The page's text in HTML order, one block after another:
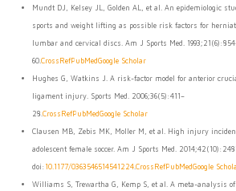
Mundt DJ, Kelsey JL, Golden AL, et al. An epidemiologic
sports and weight lifting as possible risk factors for
lumbar and cervical discs. Am J Sports Med.
60.CrossRefPubMedGoogle Scholar
Hughes G, Watkins J. A risk-factor model for anterior
ligament injury. Sports Med. 2006;36(5):411–
28.CrossRefPubMedGoogle Scholar
Clausen MB, Zebis MK, Moller M, et al. High injury
adolescent female soccer. Am J Sports Med.
doi: 10.1177/0363546514541224.CrossRefPubMedGoogle
Williams S, Trewartha G, Kemp S, et al. A meta-analysis of